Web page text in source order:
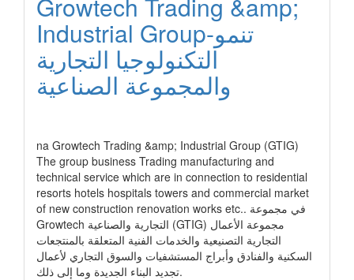
Industrial Group-تنمو
التكنولوجيا التجارية
والمجموعة الصناعية
na Growtech Trading &amp; Industrial Group (GTIG)
The group business Trading manufacturing and
technical service which are in connection to residential
resorts hotels hospitals towers and commercial market
of new construction renovation works etc.. في مجموعة
Growtech التجارية والصناعية (GTIG) مجموعة الأعمال
التجارية التصنيعية والخدمات الفنية المتعلقة بالمنتجعات
السكنية والفنادق وأبراج المستشفيات والسوق التجاري لأعمال
تجديد البناء الجديدة وما إلى ذلك.